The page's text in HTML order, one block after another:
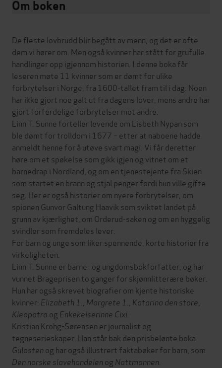
Om boken
De fleste lovbrudd blir begått av menn, og det er ofte
dem vi hører om. Men også kvinner har stått for grufulle
handlinger opp igjennom historien. I denne boka får
leseren møte 11 kvinner som er dømt for ulike
forbrytelser i Norge, fra 1600-tallet fram til i dag. Noen
har ikke gjort noe galt ut fra dagens lover, mens andre har
gjort forferdelige forbrytelser mot andre.
Linn T. Sunne forteller levende om Lisbeth Nypan som
ble dømt for trolldom i 1677 – etter at naboene hadde
anmeldt henne for å utøve svart magi. Vi får deretter
høre om et spøkelse som gikk igjen og vitnet om et
barnedrap i Nordland, og om en tjenestejente fra Skien
som startet en brann og stjal penger fordi hun ville gifte
seg. Her er også historier om nyere forbrytelser, om
spionen Gunvor Galtung Haavik som sviktet landet på
grunn av kjærlighet, om Orderud-saken og om en hyggelig
svindler som fremdeles lever.
For barn og unge som liker spennende, korte historier fra
virkeligheten.
Linn T. Sunne er barne- og ungdomsbokforfatter, og har
vunnet Brageprisen to ganger for skjønnlitterære bøker.
Hun har også skrevet biografier om kjente historiske
kvinner: Elizabeth 1. Margrete 1. Katarina den store
Kleopatra og Enkekeiserinne Cixi.
Kristian Krohg-Sørensen er journalist og
tegneserieskaper. Han står bak den prisbelønte boka
Gulosten og har også illustrert faktabøker for barn, som
Den norske slavehandelen og Nattmannen